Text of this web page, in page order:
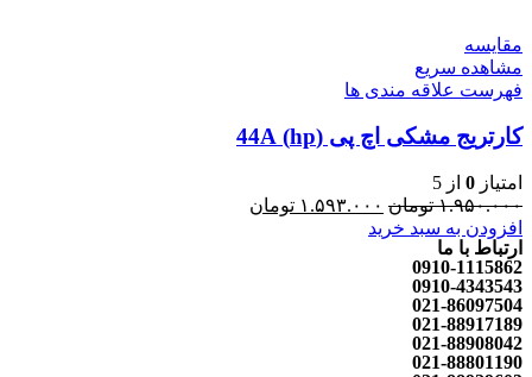
مقایسه
مشاهده سریع
فهرست علاقه مندی ها
کارتریج مشکی اچ پی (hp) 44A
امتیاز 0 از 5
۱.۹۵۰.۰۰۰ تومان ۱.۵۹۳.۰۰۰ تومان
افزودن به سبد خرید
ارتباط با ما
0910-1115862
0910-4343543
021-86097504
021-88917189
021-88908042
021-88801190